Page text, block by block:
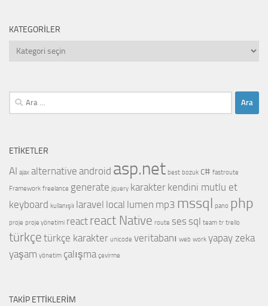
KATEGORILER
Kategoriler
Arama:
ETIKETLER
AI ajax alternative android asp.net best bozuk c# fastroute
Framework freelance generate jquery karakter kendini mutlu et
keyboard kullanışlı laravel local lumen mp3 mssql pano php
proje proje yönetimi react react Native route ses sql team tr trello
türkçe türkçe karakter unicode veritabanı web work yapay zeka
yaşam yönetim çalışma çevirme
TAKIP ETTIKLERIM